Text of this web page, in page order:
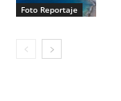
Foto Reportaje